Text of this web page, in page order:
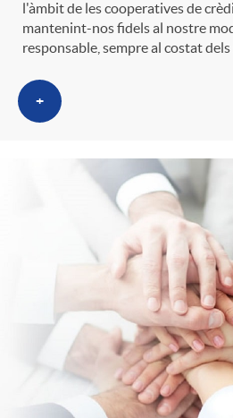
r
o
g
u
l'àmbit de les cooperatives de
mantenint-nos fidels al nostre
responsable, sempre al costat dels
+